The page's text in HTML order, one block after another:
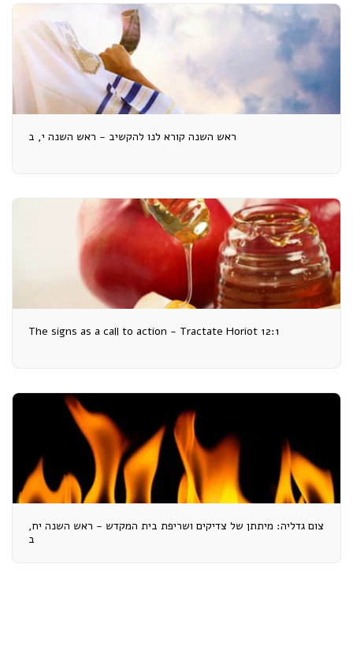
ראש השנה קורא לנו להקשיב - ראש השנה י, ב
The signs as a call to action - Tractate Horiot 12:1
צום גדליה: מיתתן של צדיקים ושריפת בית המקדש - ראש השנה יח,
ב